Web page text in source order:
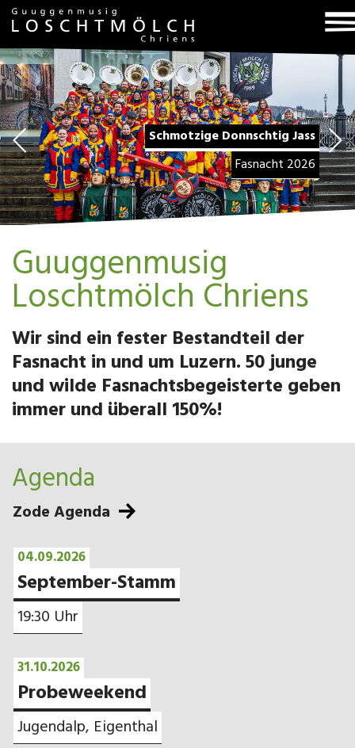
Schmotzige Donnschtig Jass
Fasnacht 2026
Guuggenmusig
Loschtmölch Chriens
Wir sind ein fester Bestandteil der
Fasnacht in und um Luzern. 50 junge
und wilde Fasnachtsbegeisterte geben
immer und überall 150%!
Agenda
Zode Agenda
04.09.2026
September-Stamm
19:30 Uhr
31.10.2026
Probeweekend
Jugendalp, Eigenthal